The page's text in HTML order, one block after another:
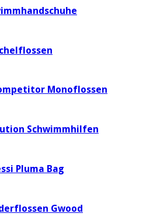
Monoflossen
Schwimmhilfen
Pluma Bag
Gwood